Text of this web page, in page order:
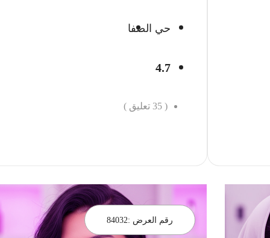
حي الصفا
4.7
(
35تعليق )
رقم العرض :84032